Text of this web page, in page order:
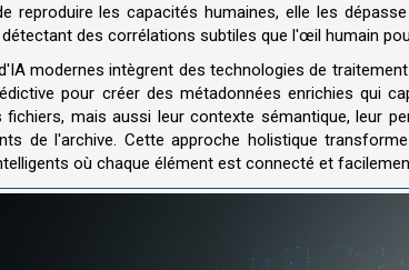
reproduire les capacités humaines, elle les
des corrélations subtiles que l'œil humain
modernes intègrent des technologies de
pour créer des métadonnées enrichies qui
fichiers, mais aussi leur contexte sémantique, leur
de l'archive. Cette approche holistique
où chaque élément est connecté et